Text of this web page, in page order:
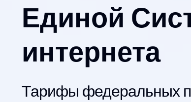
Единой
интернета
Тарифы федеральных